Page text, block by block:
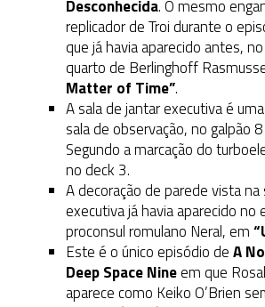
Desconhecida. O mesmo
replicador de Troi durante o
que já havia aparecido antes,
quarto de Berlinghoff
Matter of Time”.
A sala de jantar executiva é
sala de observação, no galpão
Segundo a marcação do
no deck 3.
A decoração de parede vista na
executiva já havia aparecido no
proconsul romulano Neral, em
Este é o único episódio deA
Deep Space Nineem que
aparece como Keiko O’Brien